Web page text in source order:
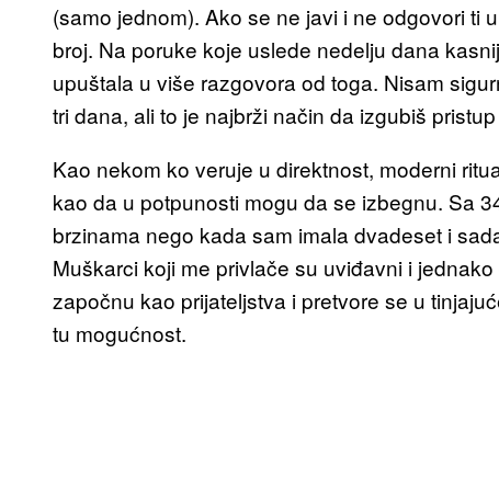
(samo jednom). Ako se ne javi i ne odgovori ti
broj. Na poruke koje uslede nedelju dana
upuštala u više razgovora od toga. Nisam
tri dana, ali to je najbrži način da izgubiš
Kao nekom ko veruje u direktnost, moderni
kao da u potpunosti mogu da se izbegnu. Sa
brzinama nego kada sam imala dvadeset i
Muškarci koji me privlače su uviđavni i
započnu kao prijateljstva i pretvore se u
tu mogućnost.